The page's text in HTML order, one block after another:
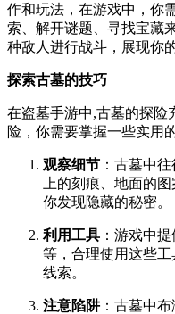
作和玩法，在游戏中，你
索、解开谜题、寻找宝藏
种敌人进行战斗，展现你
探索古墓的技巧
在盗墓手游中,古墓的探险
险，你需要掌握一些实用
观察细节 ：古墓中
上的刻痕、地面的
你发现隐藏的秘密。
利用工具 ：游戏中
等，合理使用这些
线索。
注意陷阱：古墓中布